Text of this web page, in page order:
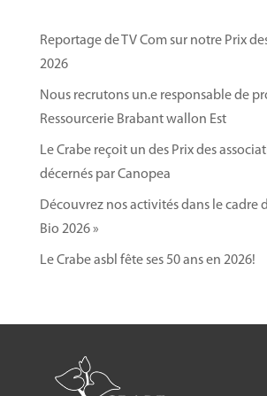
Adresse
Cliquez ici pour en savoir plus sur nos
notre production de légumes bio par
Reportage de TV Com sur notre Prix
2026
Nous recrutons un.e responsable de
Ressourcerie Brabant wallon Est
Le Crabe reçoit un des Prix des
décernés par Canopea
Découvrez nos activités dans le cadre
Bio 2026 »
Le Crabe asbl fête ses 50 ans en 2026!